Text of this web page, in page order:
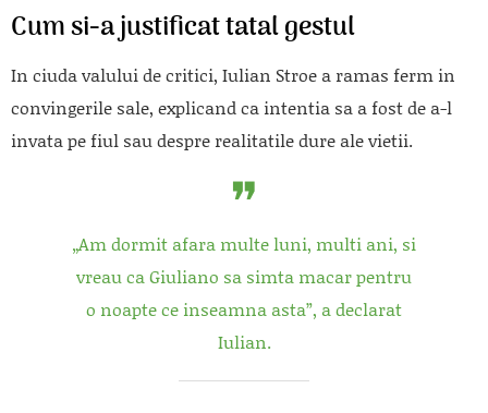
Cum si-a justificat tatal gestul
In ciuda valului de critici, Iulian Stroe a ramas ferm in
convingerile sale, explicand ca intentia sa a fost de a-l
invata pe fiul sau despre realitatile dure ale vietii.
„Am dormit afara multe luni, multi ani, si
vreau ca Giuliano sa simta macar pentru
o noapte ce inseamna asta”, a declarat
Iulian.